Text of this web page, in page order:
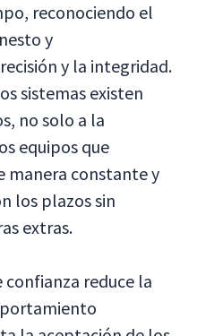
reconociendo el
y
y la integridad.
sistemas existen
no solo a la
equipos que
manera constante y
los plazos sin
extras.
reduce la